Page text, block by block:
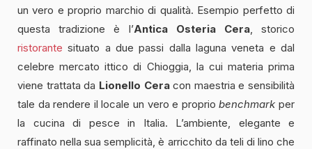
un vero e proprio marchio di qualità. Esempio perfetto di
questa tradizione è l’Antica Osteria Cera, storico
ristorante situato a due passi dalla laguna veneta e dal
celebre mercato ittico di Chioggia, la cui materia prima
viene trattata da Lionello Ceracon maestria e sensibilità
tale da rendere il locale un vero e propriobenchmark per
la cucina di pesce in Italia. L’ambiente, elegante e
raffinato nella sua semplicità, è arricchito da teli di lino che